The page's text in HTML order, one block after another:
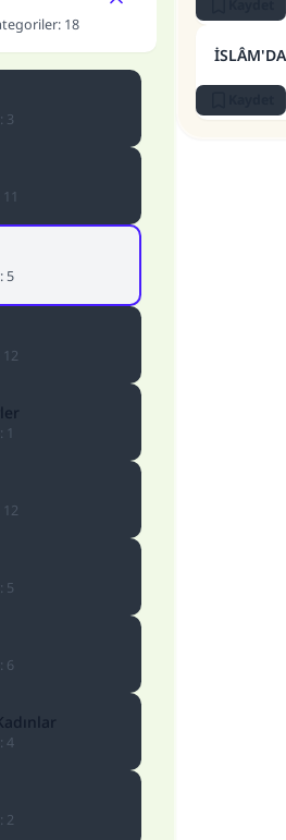
: 18
: 3
11
:5
12
: 1
12
: 5
: 6
: 4
: 2
Nolu Cevap, bir